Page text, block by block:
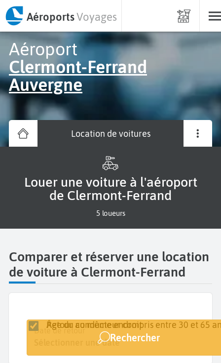
AéroportsVoyages
Aéroport
Clermont-Ferrand
Auvergne
Location de voitures
Louer une voiture à l'aéroport
de Clermont-Ferrand
5 loueurs
Comparer et réserver une location
de voiture à Clermont-Ferrand
Lieu de retrait
Clermont-Ferrand Auvergne
Date de retrait
Sélectionner une date
Date de retour
Sélectionner une date
Retour au même endroit
Âge du conducteur compris entre 30 et 65
Rechercher